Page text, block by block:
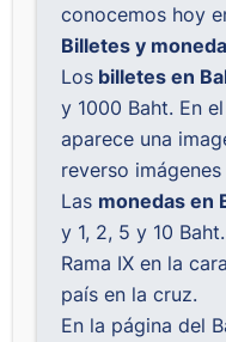
conocemos hoy
Billetes y
Los billetes en
y 1000 Baht. En
aparece una
reverso
Las monedas en
y 1, 2, 5 y 10
Rama IX en la
país en la cruz.
En la página del